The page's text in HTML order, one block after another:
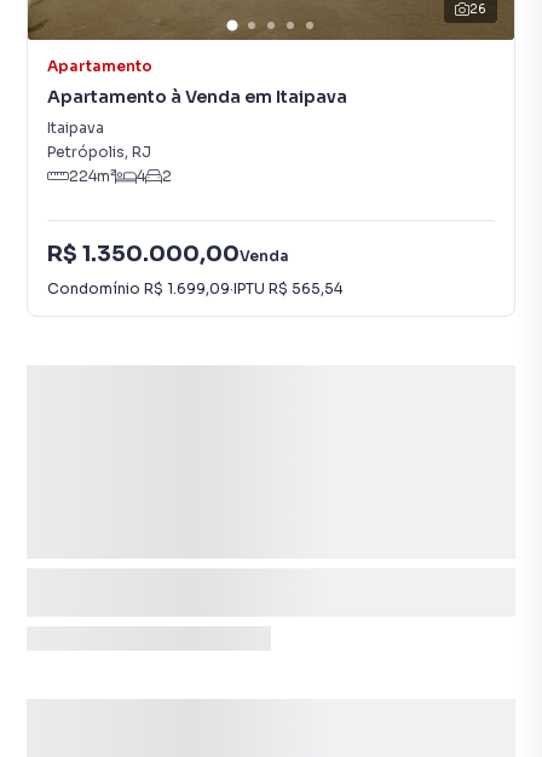
26
Apartamento
Apartamento à Venda em Itaipava
Itaipava
Petrópolis, RJ
224m² 4 2
R$ 1.350.000,00Venda
Condomínio R$ 1.699,09·IPTU R$ 565,54